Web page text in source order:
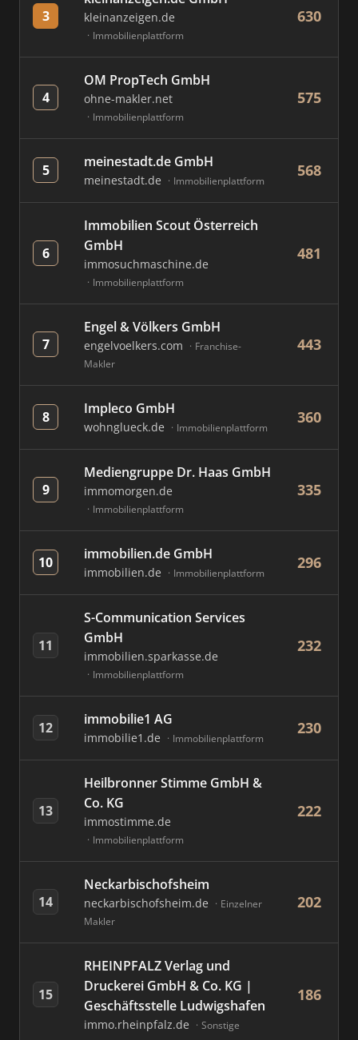
3 kleinanzeigen.de
Immobilienplattform
630
4
OM PropTech GmbH
ohne-makler.net
Immobilienplattform
575
5 meinestadt.de GmbH
meinestadt.de Immobilienplattform
568
6
Immobilien Scout Österreich
GmbH
immosuchmaschine.de
Immobilienplattform
481
7
Engel & Völkers GmbH
engelvoelkers.com
Franchise-
Makler
443
8 Impleco GmbH
wohnglueck.de Immobilienplattform
360
9
Mediengruppe Dr. Haas GmbH
immomorgen.de
Immobilienplattform
335
10 immobilien.de GmbH
immobilien.de Immobilienplattform
296
11
S-Communication Services
GmbH
immobilien.sparkasse.de
Immobilienplattform
232
12 immobilie1 AG
immobilie1.de Immobilienplattform
230
13
Heilbronner Stimme GmbH &
Co. KG
immostimme.de
Immobilienplattform
222
14
Neckarbischofsheim
neckarbischofsheim.de
Einzelner
Makler
202
15
RHEINPFALZ Verlag und
Druckerei GmbH & Co. KG |
Geschäftsstelle Ludwigshafen
immo.rheinpfalz.de Sonstige
186